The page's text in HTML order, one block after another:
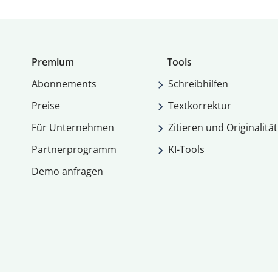
Premium
Abon­ne­ments
Preise
Für Unternehmen
Partnerprogramm
Demo anfragen
Tools
Schreibhilfen
Textkorrektur
Zitieren und Originalität
KI-Tools